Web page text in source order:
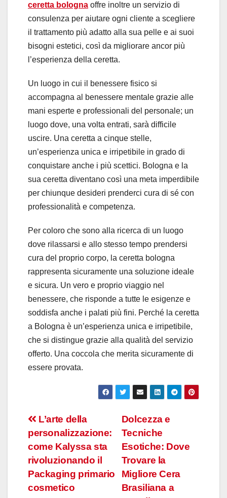
ceretta bologna offre inoltre un servizio di
consulenza per aiutare ogni cliente a scegliere
il trattamento più adatto alla sua pelle e ai suoi
bisogni estetici, così da migliorare ancor più
l’esperienza della ceretta.
Un luogo in cui il benessere fisico si
accompagna al benessere mentale grazie alle
mani esperte e professionali del personale; un
luogo dove, una volta entrati, sarà difficile
uscire. Una ceretta a cinque stelle,
un’esperienza unica e irripetibile in grado di
conquistare anche i più scettici. Bologna e la
sua ceretta diventano così una meta imperdibile
per chiunque desideri prenderci cura di sé con
professionalità e competenza.
Per coloro che sono alla ricerca di un luogo
dove rilassarsi e allo stesso tempo prendersi
cura del proprio corpo, la ceretta bologna
rappresenta sicuramente una soluzione ideale
e sicura. Un vero e proprio viaggio nel
benessere, che risponde a tutte le esigenze e
soddisfa anche i palati più fini. Perché la ceretta
a Bologna è un’esperienza unica e irripetibile,
che si distingue grazie alla qualità del servizio
offerto. Una coccola che merita sicuramente di
essere provata.
Navigazione
articoli
Dolcezza e
Tecniche
Esotiche: Dove
Trovare la
Migliore Cera
Brasiliana a
L’arte della
personalizzazione:
come Kalyssa sta
rivoluzionando il
Packaging primario
cosmetico